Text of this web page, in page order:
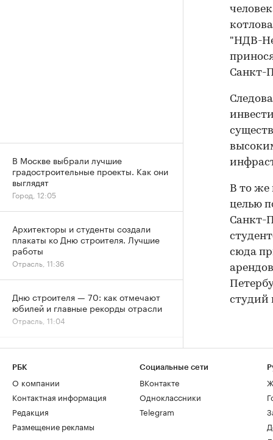
"НДВ-
Санкт-
В то же
целью
Санкт-
сюда
студий
В Москве выбрали лучшие
градостроительные проекты. Как они
выглядят
Город, 12:05
Архитекторы и студенты создали
плакаты ко Дню строителя. Лучшие
работы
Отрасль, 11:36
Дню строителя — 70: как отмечают
юбилей и главные рекорды отрасли
Отрасль, 11:04
округа Москвы
Эксперты объяснили, почему жилье
для студентов надо было искать
«вчера»
РАДИО
РБК
О компании
Контактная информация
Редакция
Размещение рекламы
Социальные сети
ВКонтакте
Одноклассники
Telegram